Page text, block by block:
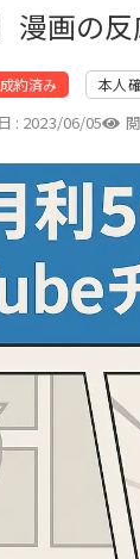
漫画の
成約済み 本人
: 2023/06/05